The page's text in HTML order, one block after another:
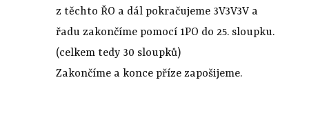
z těchto ŘO a dál pokračujeme 3V3V3V a
řadu zakončíme pomocí 1PO do 25. sloupku.
(celkem tedy 30 sloupků)
Zakončíme a konce příze zapošijeme.